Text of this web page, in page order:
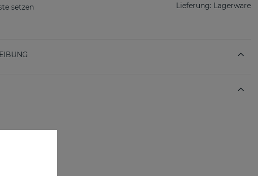
Lieferung: Lagerware